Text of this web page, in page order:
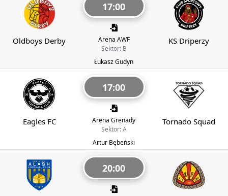
Oldboys Derby
17:00
Arena AWF
Sektor: B
Łukasz Gudyn
KS Driperzy
Eagles FC
17:00
Arena Grenady
Sektor: A
Artur Bębeński
Tornado Squad
20:00